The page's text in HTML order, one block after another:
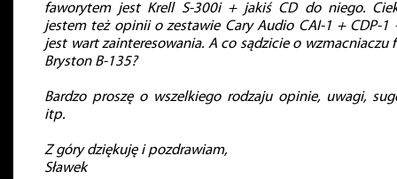
faworytem jest Krell S-300i + jakiś CD do niego.
jestem też opinii o zestawie Cary Audio CAI-1 + CDP-1
jest wart zainteresowania. A co sądzicie o wzmacniaczu
Bryston B-135?
Bardzo proszę o wszelkiego rodzaju opinie, uwagi,
itp.
Z góry dziękuję i pozdrawiam,
Sławek